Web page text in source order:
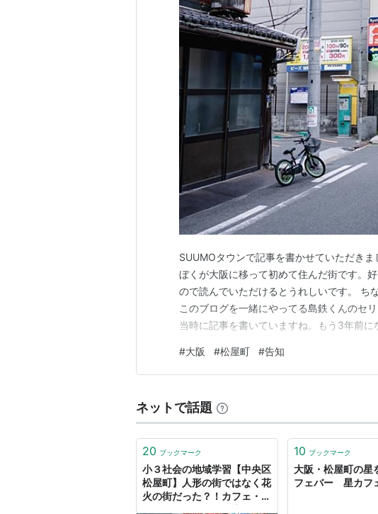
SUUMOタウンで記事を書かせていただきま
ぼくが大阪に移って初めて住んだ街です。
ので読んでいただけるとうれしいです。 ち
このブログを一緒にやってる島鉄くんのセ
当時に記事を書いていますね。もう3年前
もしろいと思ってもらえて、しかも記事を
オンラインショップの紙版 歩いて沖縄縦断
#大阪 #松屋町 #告知
ネットで話題
20 ブックマーク
小３社会の地域学習【中央区
松屋町】人形の街ではなく花
火の街だった？！カフェ・ラ
10 ブックマーク
大阪・松屋町の星
フェバー 星カフ